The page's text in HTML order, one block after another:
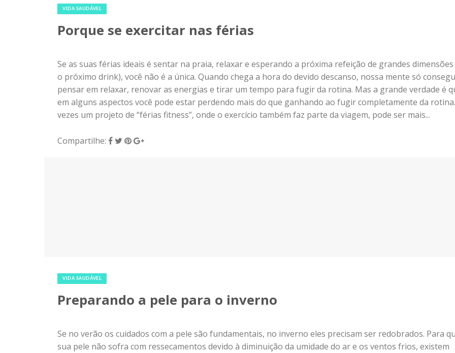
VIDA SAUDÁVEL
Porque se exercitar nas férias
Se as suas férias ideais é sentar na praia, relaxar e esperando a próxima refeição de grandes
o próximo drink), você não é a única. Quando chega a hora do devido descanso, nossa mente só
pensar em relaxar, renovar as energias e tirar um tempo para fugir da rotina. Mas a grande verdade é
em alguns aspectos você pode estar perdendo mais do que ganhando ao fugir completamente da
vezes um projeto de “férias fitness”, onde o exercício também faz parte da viagem, pode ser mais...
Compartilhe:
VIDA SAUDÁVEL
Preparando a pele para o inverno
Se no verão os cuidados com a pele são fundamentais, no inverno eles precisam ser redobrados. Para
sua pele não sofra com ressecamentos devido à diminuição da umidade do ar e os ventos frios, existem